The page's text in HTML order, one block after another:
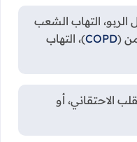
الربو، التهاب الشعب
(
COPD)، التهاب
الاحتقاني، أو